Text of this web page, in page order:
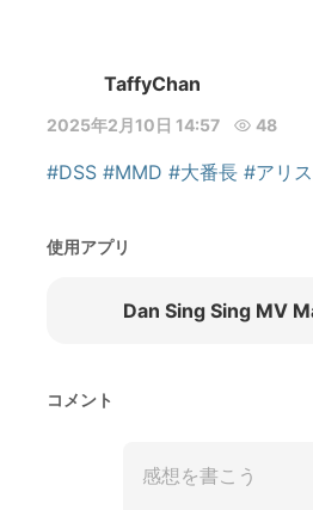
TaffyChan
2025年2月10日 14:57 48
#DSS #MMD #大番長 #アリ
使用アプリ
Dan Sing Sing MV
コメント